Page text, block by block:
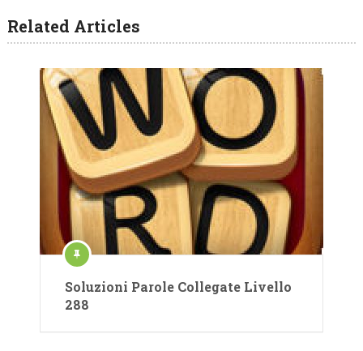
Related Articles
Soluzioni Parole Collegate Livello
288